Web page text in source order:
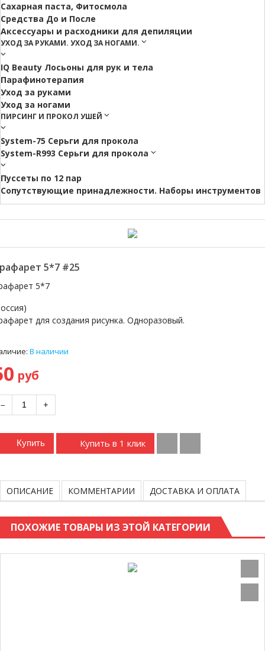
Сахарная паста, Фитосмола
Средства До и После
Аксессуары и расходники для депиляции
УХОД ЗА РУКАМИ. УХОД ЗА НОГАМИ.
IQ Beauty Лосьоны для рук и тела
Парафинотерапия
Уход за руками
Уход за ногами
ПИРСИНГ И ПРОКОЛ УШЕЙ
System-75 Серьги для прокола
System-R993 Серьги для прокола
Пуссеты по 12 пар
Cопутствующие принадлежности. Наборы инструментов
5*7 #25
5*7
для создания рисунка. Одноразовый.
В наличии
руб
− +
Купить Купить в 1 клик
ОПИСАНИЕ КОММЕНТАРИИ ДОСТАВКА И ОПЛАТА
ПОХОЖИЕ ТОВАРЫ ИЗ ЭТОЙ КАТЕГОРИИ